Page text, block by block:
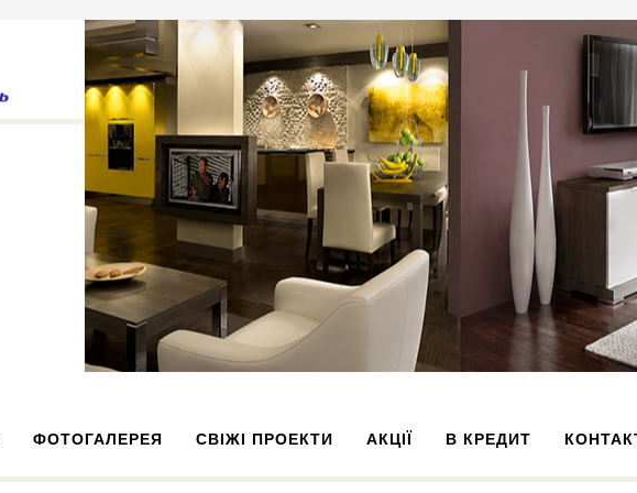
ФОТОГАЛЕРЕЯ СВІЖІ ПРОЕКТИ АКЦІЇ В КРЕДИТ